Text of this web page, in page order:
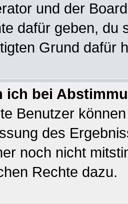
und der
dafür geben, du
Grund dafür
ich bei
Benutzer
des
noch nicht
Rechte dazu.